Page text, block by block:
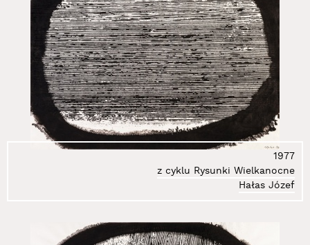
1977
z cyklu Rysunki Wielkanocne
Hałas Józef